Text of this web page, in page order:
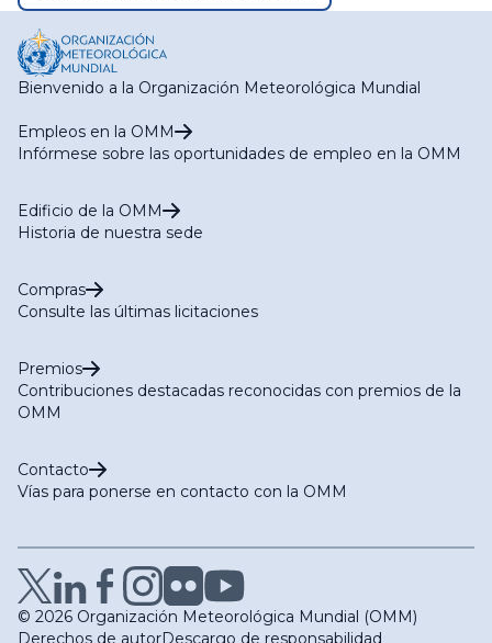
Bienvenido a la Organización Meteorológica Mundial
Empleos en la OMM
Infórmese sobre las oportunidades de empleo en la OMM
Edificio de la OMM
Historia de nuestra sede
Compras
Consulte las últimas licitaciones
Premios
Contribuciones destacadas reconocidas con premios de la
OMM
Contacto
Vías para ponerse en contacto con la OMM
© 2026 Organización Meteorológica Mundial (OMM)
Derechos de autorDescargo de responsabilidad